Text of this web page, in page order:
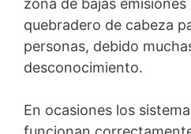
zona de bajas
quebradero de cabeza
personas, debido
desconocimiento.
En ocasiones los